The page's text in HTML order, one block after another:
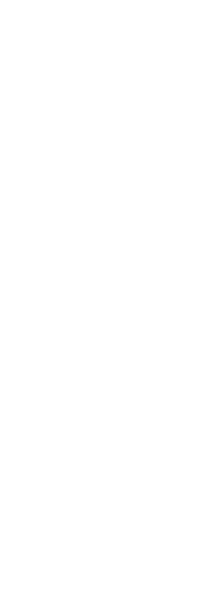
overeenkomt
mens als
mogelijkheid van
betekenis
berekend zijn op
Toch zou deze
kunnen worden
geen ware en
alleen gericht op
aspecten van de
formele of
definitieve
kennisobject.
dat de
tot een kennis
geloof, werd